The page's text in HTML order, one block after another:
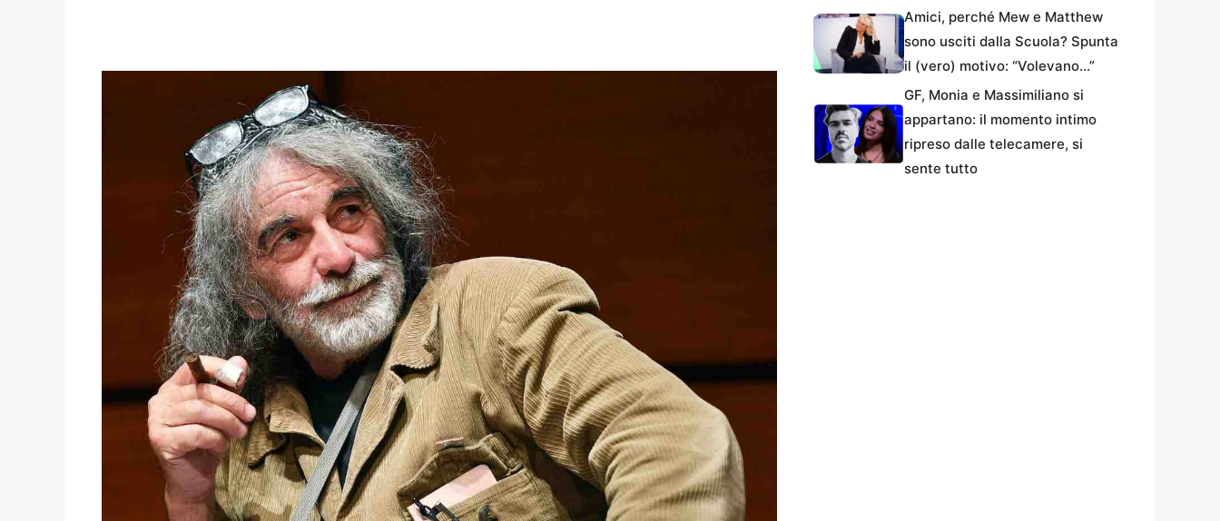
Amici, perché Mew e Matthew
sono usciti dalla Scuola? Spunta
il (vero) motivo: “Volevano…”
GF, Monia e Massimiliano si
appartano: il momento intimo
ripreso dalle telecamere, si
sente tutto